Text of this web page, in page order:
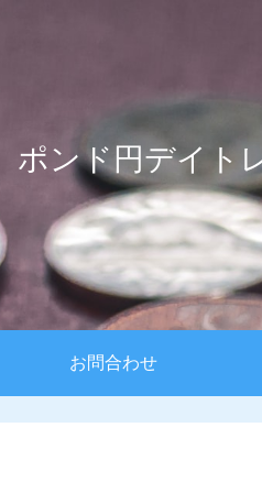
ポンド円デイト
お問合わせ